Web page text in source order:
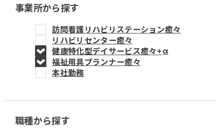
教育事業
姫路中央こども園
姫路中央保育園
採用情報
事業所から探す
訪問看護リハビリステーション癒々
リハビリセンター癒々
健康特化型デイサービス癒々+α
福祉用具プランナー癒々
本社勤務
職種から探す